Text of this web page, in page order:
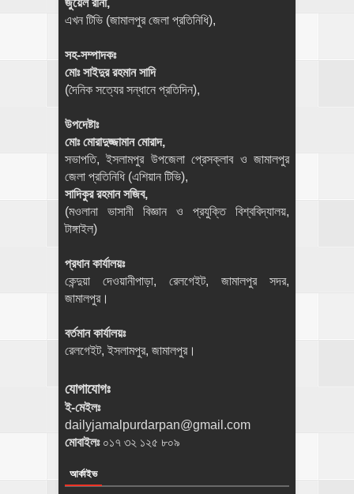
জুয়েল রানা,
এখন টিভি (জামালপুর জেলা প্রতিনিধি),
সহ-সম্পাদকঃ
মোঃ সাইদুর রহমান সাদি
(দৈনিক সত্যের সন্ধানে প্রতিদিন),
উপদেষ্টাঃ
মোঃ মোরাদুজ্জামান মোরাদ,
সভাপতি, ইসলামপুর উপজেলা প্রেসক্লাব ও জামালপুর
জেলা প্রতিনিধি (এশিয়ান টিভি),
সাদিকুর রহমান সজিব,
(মওলানা ভাসানী বিজ্ঞান ও প্রযুক্তি বিশ্ববিদ্যালয়,
টাঙ্গাইল)
প্রধান কার্যালয়ঃ
কেন্দুয়া দেওয়ানীপাড়া, রেলগেইট, জামালপুর সদর,
জামালপুর।
বর্তমান কার্যালয়ঃ
রেলগেইট, ইসলামপুর, জামালপুর।
যোগাযোগঃ
ই-মেইলঃ
dailyjamalpurdarpan@gmail.com
মোবাইলঃ ০১৭ ৩২ ১২৫ ৮০৯
আর্কাইভ